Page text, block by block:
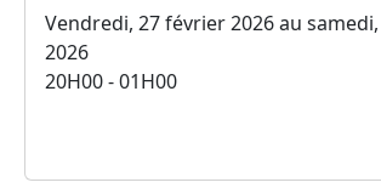
Vendredi, 27 février 2026 au
2026
20H00 - 01H00